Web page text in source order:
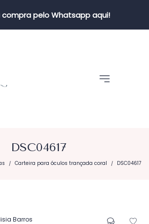
compra pelo Whatsapp aqui!
DSC04617
/ Carteira para óculos trançada coral / DSC04617
Barros